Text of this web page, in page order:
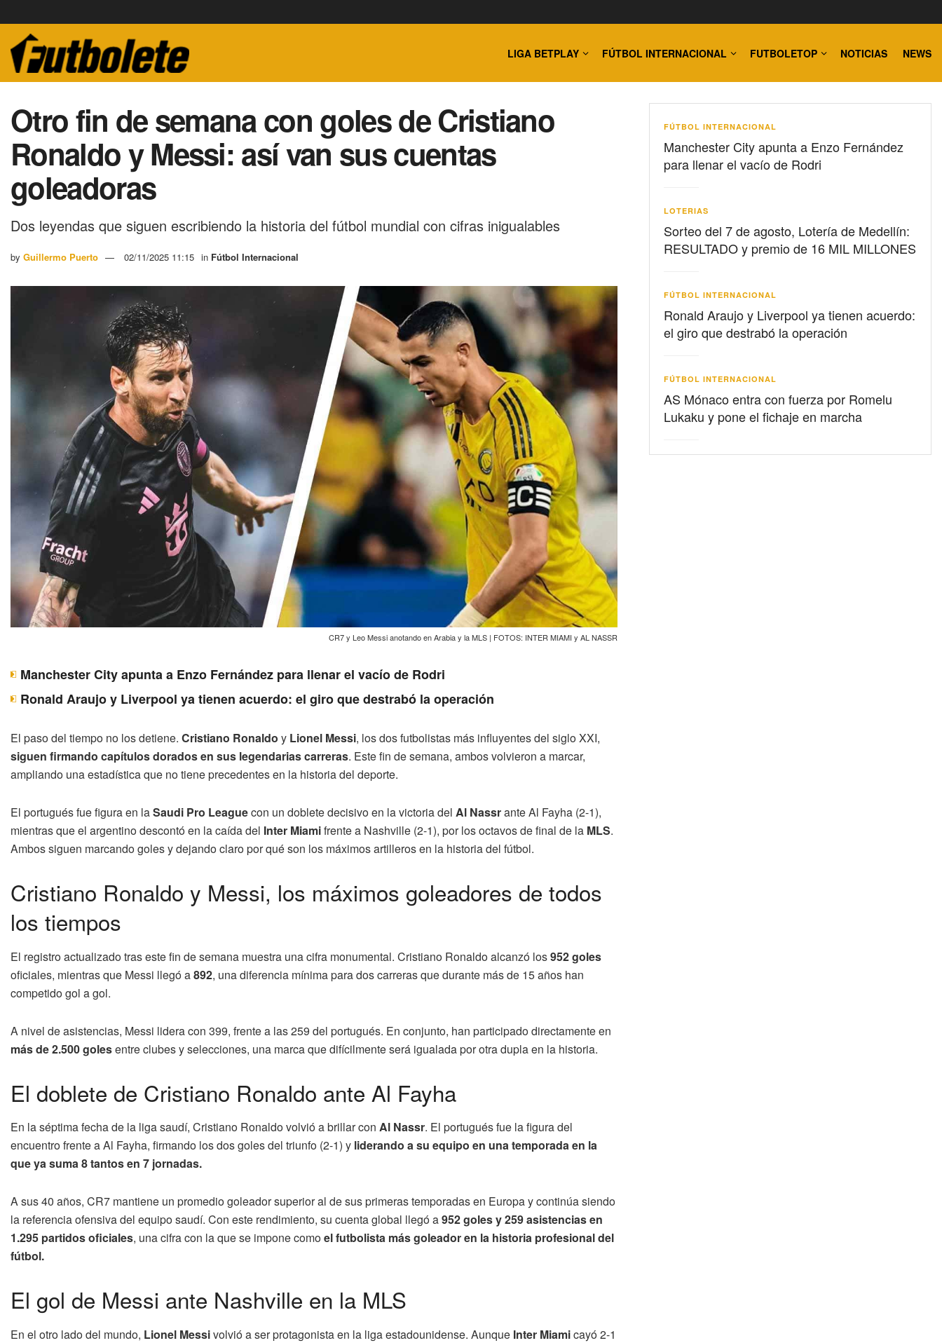
LIGA BETPLAY FÚTBOL INTERNACIONAL FUTBOLETOP NOTICIAS NEWS
Otro fin de semana con goles de Cristiano
Ronaldo y Messi: así van sus cuentas
goleadoras
Dos leyendas que siguen escribiendo la historia del fútbol mundial con cifras inigualables
by Guillermo Puerto 02/11/2025 11:15 in Fútbol Internacional
CR7 y Leo Messi anotando en Arabia y la MLS | FOTOS: INTER MIAMI y AL NASSR
Manchester City apunta a Enzo Fernández para llenar el vacío de Rodri
Ronald Araujo y Liverpool ya tienen acuerdo: el giro que destrabó la operación
El paso del tiempo no los detiene. Cristiano Ronaldo y Lionel Messi, los dos futbolistas más influyentes del siglo XXI,
siguen firmando capítulos dorados en sus legendarias carreras. Este fin de semana, ambos volvieron a marcar,
ampliando una estadística que no tiene precedentes en la historia del deporte.
El portugués fue figura en laSaudi Pro Leaguecon un doblete decisivo en la victoria del Al Nassrante Al Fayha (2-1),
mientras que el argentino descontó en la caída del Inter Miamifrente a Nashville (2-1), por los octavos de final de la MLS.
Ambos siguen marcando goles y dejando claro por qué son los máximos artilleros en la historia del fútbol.
Cristiano Ronaldo y Messi, los máximos goleadores de todos
los tiempos
El registro actualizado tras este fin de semana muestra una cifra monumental. Cristiano Ronaldo alcanzó los952 goles
oficiales, mientras que Messi llegó a892, una diferencia mínima para dos carreras que durante más de 15 años han
competido gol a gol.
A nivel de asistencias, Messi lidera con 399, frente a las 259 del portugués. En conjunto, han participado directamente en
más de 2.500 golesentre clubes y selecciones, una marca que difícilmente será igualada por otra dupla en la historia.
El doblete de Cristiano Ronaldo ante Al Fayha
En la séptima fecha de la liga saudí, Cristiano Ronaldo volvió a brillar con Al Nassr. El portugués fue la figura del
encuentro frente a Al Fayha, firmando los dos goles del triunfo (2-1) y liderando a su equipo en una temporada en la
que ya suma 8 tantos en 7 jornadas.
A sus 40 años, CR7 mantiene un promedio goleador superior al de sus primeras temporadas en Europa y continúa siendo
la referencia ofensiva del equipo saudí. Con este rendimiento, su cuenta global llegó a952 goles y 259 asistencias en
1.295 partidos oficiales, una cifra con la que se impone comoel futbolista más goleador en la historia profesional del
fútbol.
El gol de Messi ante Nashville en la MLS
En el otro lado del mundo, Lionel Messivolvió a ser protagonista en la liga estadounidense. Aunque Inter Miamicayó 2-1
FÚTBOL INTERNACIONAL
Manchester City apunta a Enzo Fernández
para llenar el vacío de Rodri
LOTERIAS
Sorteo del 7 de agosto, Lotería de Medellín:
RESULTADO y premio de 16 MIL MILLONES
FÚTBOL INTERNACIONAL
Ronald Araujo y Liverpool ya tienen acuerdo:
el giro que destrabó la operación
FÚTBOL INTERNACIONAL
AS Mónaco entra con fuerza por Romelu
Lukaku y pone el fichaje en marcha